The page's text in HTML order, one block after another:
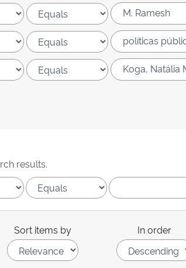
results.
Sort items by In order